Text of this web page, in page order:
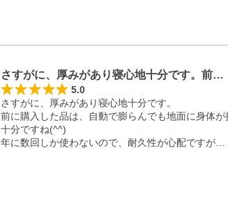
さすがに、厚みがあり寝心地十分です。前…
5.0
さすがに、厚みがあり寝心地十分です。
前に購入した品は、自動で膨らんでも地面に身体
十分ですね(^^)